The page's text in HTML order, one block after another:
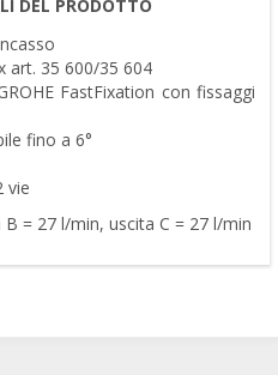
DEL PRODOTTO
art. 35 600/35 604
FastFixation con fissaggi
fino a 6°
vie
= 27 l/min, uscita C = 27 l/min